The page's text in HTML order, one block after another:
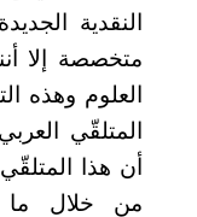
النقدية
متخصصة إلا
العلوم وهذه
المتلقّي
أن هذا
من خلال ما